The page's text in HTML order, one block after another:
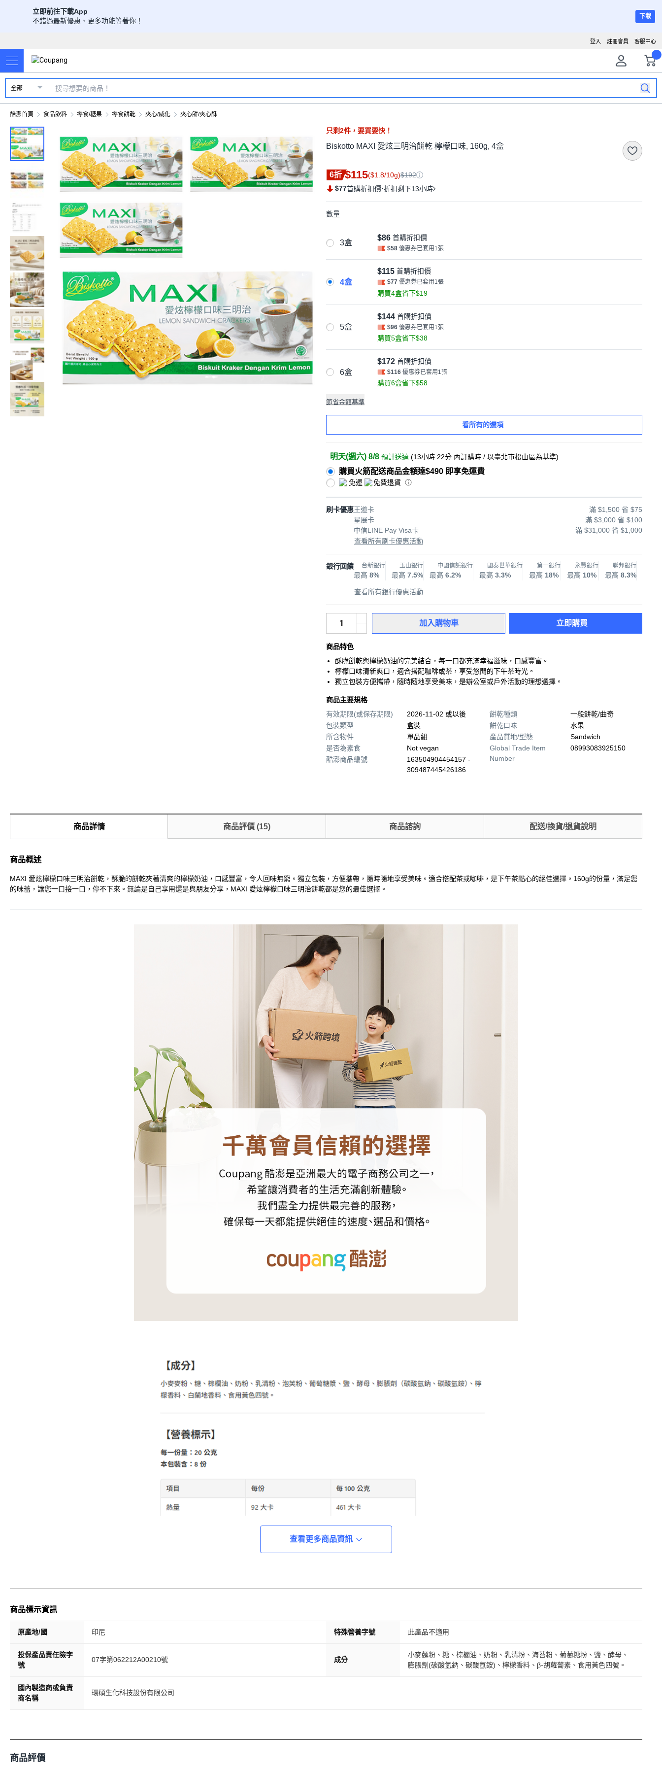
立即前往下載App
不錯過最新優惠、更多功能等著你！
下載
客服中心
註冊會員
登入
全部
酷澎首頁 食品飲料 零食/糖果 零食餅乾 夾心/威化 夾心餅/夾心酥
只剩2件， 要買要快！
Biskotto MAXI 愛炫三明治餅乾 檸檬口味, 160g, 4盒
6折 $115($1.8/10g)$192
$77首購折扣價·折扣剩下13小時
數量
3盒
$86 首購折扣價
$58 優惠券已套用1張
4盒
$115 首購折扣價
$77 優惠券已套用1張
購買4盒省下$19
5盒
$144 首購折扣價
$96 優惠券已套用1張
購買5盒省下$38
6盒
$172 首購折扣價
$116 優惠券已套用1張
購買6盒省下$58
節省金額基準
看所有的選項
明天(週六) 8/8 預計送達 (13小時 22分 內訂購時 / 以臺北市松山區為基準)
購買火箭配送商品金額達$490 即享免運費
免運 免費退貨
刷卡優惠王道卡
滿 $1,500 省 $75
星展卡
滿 $3,000 省 $100
中信LINE Pay Visa卡
滿 $31,000 省 $1,000
查看所有刷卡優惠活動
銀行回饋 台新銀行
最高 8%
玉山銀行
最高 7.5%
中國信託銀行
最高 6.2%
國泰世華銀行
最高 3.3%
第一銀行
最高 18%
永豐銀行
最高 10%
聯邦銀行
最高 8.3%
查看所有銀行優惠活動
加入購物車 立即購買
商品特色
酥脆餅乾與檸檬奶油的完美結合，每一口都充滿幸福滋味，口感豐富。
檸檬口味清新爽口，適合搭配咖啡或茶，享受悠閒的下午茶時光。
獨立包裝方便攜帶，隨時隨地享受美味，是辦公室或戶外活動的理想選擇。
商品主要規格
有效期限(或保存期限)
2026-11-02 或以後
包裝類型
盒裝
所含物件
單品組
是否為素食
Not vegan
酷澎商品編號
163504904454157 -
309487445426186
餅乾種類
一般餅乾/曲奇
餅乾口味
水果
產品質地/型態
Sandwich
Global Trade Item
Number
08993083925150
商品詳情 商品評價 (15) 商品諮詢 配送/換貨/退貨說明
商品概述
MAXI 愛炫檸檬口味三明治餅乾，酥脆的餅乾夾著清爽的檸檬奶油，口感豐富，令人回味無窮。獨立包裝，方便攜帶，隨時隨地享受美味。適合搭配茶或咖啡，是下午茶點心的絕佳選擇。160g的份量，滿足您
的味蕾，讓您一口接一口，停不下來。無論是自己享用還是與朋友分享，MAXI 愛炫檸檬口味三明治餅乾都是您的最佳選擇。
查看更多商品資訊
商品標示資訊
原產地/國 印尼 特殊營養字號 此產品不適用
投保產品責任險字
號
07字第062212A00210號 成分
小麥麵粉、糖、棕櫚油、奶粉、乳清粉、海苔粉、葡萄糖粉、鹽、酵母、
膨脹劑(碳酸氫鈉、碳酸氫銨)、檸檬香料、β-胡蘿蔔素、食用黃色四號。
國內製造商或負責
商名稱
環碩生化科技設份有限公司
商品評價